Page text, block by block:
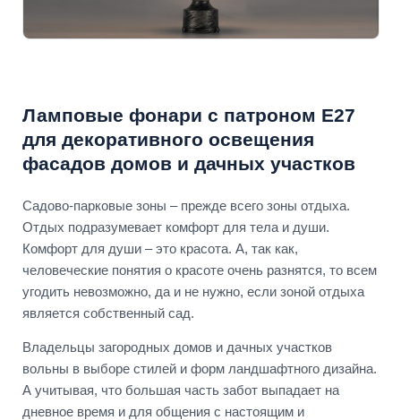
Ламповые фонари с патроном E27
для декоративного освещения
фасадов домов и дачных участков
Садово-парковые зоны – прежде всего зоны отдыха.
Отдых подразумевает комфорт для тела и души.
Комфорт для души – это красота. А, так как,
человеческие понятия о красоте очень разнятся, то всем
угодить невозможно, да и не нужно, если зоной отдыха
является собственный сад.
Владельцы загородных домов и дачных участков
вольны в выборе стилей и форм ландшафтного дизайна.
А учитывая, что большая часть забот выпадает на
дневное время и для общения с настоящим и